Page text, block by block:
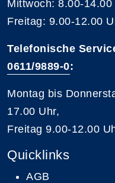
Mittwoch: 8.00-14.00
Freitag: 9.00-12.00
Telefonische
0611/9889-0:
Montag bis
17.00 Uhr,
Freitag 9.00-12.00
Quicklinks
AGB